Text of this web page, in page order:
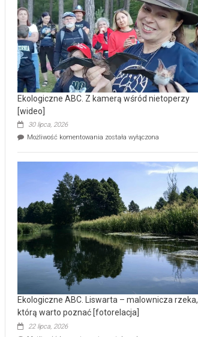
prawdziwy
skarb
natury
[wideo]
Ekologiczne ABC. Z kamerą wśród nietoperzy
[wideo]
30 lipca, 2026
Możliwość komentowania Ekologiczne
wśród
nietoperzy
[wideo]
została wyłączona
Ekologiczne ABC. Liswarta – malownicza rzeka,
którą warto poznać [fotorelacja]
22 lipca, 2026